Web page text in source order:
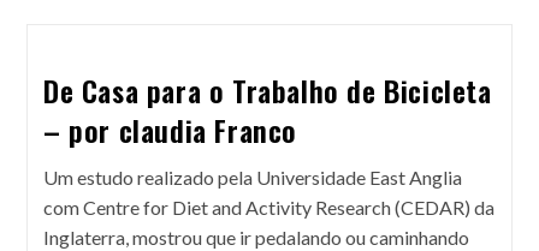
De Casa para o Trabalho de Bicicleta
– por claudia Franco
Um estudo realizado pela Universidade East Anglia
com Centre for Diet and Activity Research (CEDAR) da
Inglaterra, mostrou que ir pedalando ou caminhando